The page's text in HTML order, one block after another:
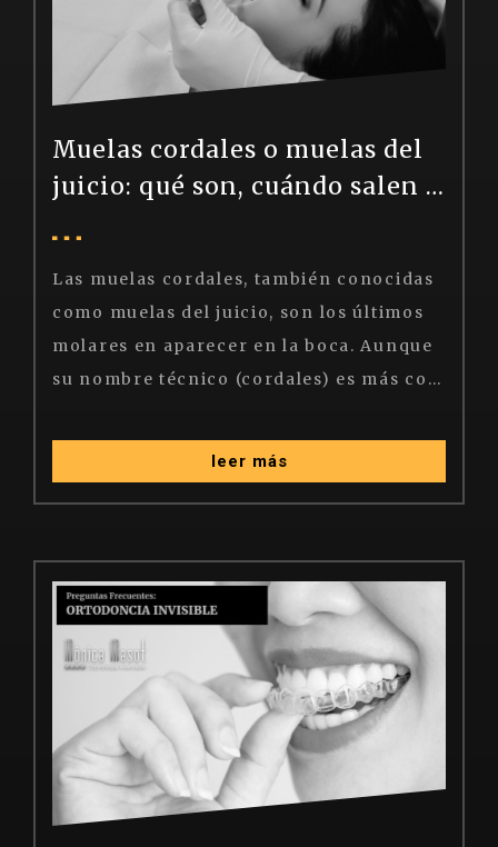
Muelas cordales o muelas del
juicio: qué son, cuándo salen y cuándo extraerlas
Las muelas cordales, también conocidas
como muelas del juicio, son los últimos
molares en aparecer en la boca. Aunque
su nombre técnico (cordales) es más común en odontología, el término "muelas del juicio" es el más utilizado por la población general.
leer más